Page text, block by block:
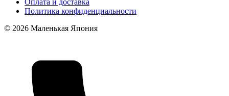
Оплата и доставка
Политика конфиденциальности
© 2026 Маленькая Япония